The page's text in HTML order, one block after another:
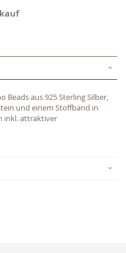
Beads aus 925 Sterling Silber,
und einem Stoffband in
inkl. attraktiver